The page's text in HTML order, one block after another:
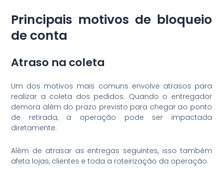
Principais motivos de bloqueio
de conta
Atraso na coleta
Um dos motivos mais comuns envolve atrasos para
realizar a coleta dos pedidos. Quando o entregador
demora além do prazo previsto para chegar ao ponto
de retirada, a operação pode ser impactada
diretamente.
Além de atrasar as entregas seguintes, isso também
afeta lojas, clientes e toda a roteirização da operação.